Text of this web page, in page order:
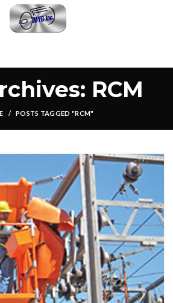
RCM
POSTS TAGGED "RCM"